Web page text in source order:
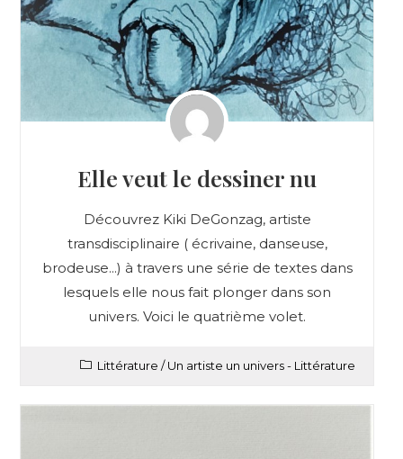
Elle veut le dessiner nu
Découvrez Kiki DeGonzag, artiste
transdisciplinaire ( écrivaine, danseuse,
brodeuse...) à travers une série de textes dans
lesquels elle nous fait plonger dans son
univers. Voici le quatrième volet.
Littérature /Un artiste un univers - Littérature